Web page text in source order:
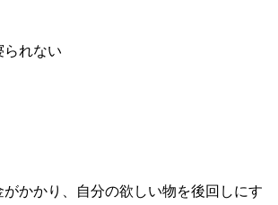
られない
がかかり、自分の欲しい物を後回しにす